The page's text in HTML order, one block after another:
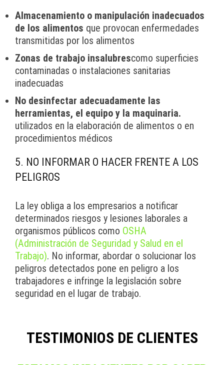
Almacenamiento o manipulación inadecuados
de los alimentos que provocan enfermedades
transmitidas por los alimentos
Zonas de trabajo insalubrescomo superficies
contaminadas o instalaciones sanitarias
inadecuadas
No desinfectar adecuadamente las
herramientas, el equipo y la maquinaria.
utilizados en la elaboración de alimentos o en
procedimientos médicos
5. NO INFORMAR O HACER FRENTE A LOS
PELIGROS
La ley obliga a los empresarios a notificar
determinados riesgos y lesiones laborales a
organismos públicos como OSHA
(Administración de Seguridad y Salud en el
Trabajo). No informar, abordar o solucionar los
peligros detectados pone en peligro a los
trabajadores e infringe la legislación sobre
seguridad en el lugar de trabajo.
TESTIMONIOS DE CLIENTES